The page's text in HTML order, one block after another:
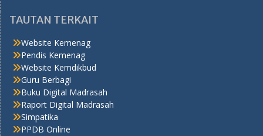
TAUTAN TERKAIT
Website Kemenag
Pendis Kemenag
Website Kemdikbud
Guru Berbagi
Buku Digital Madrasah
Raport Digital Madrasah
Simpatika
PPDB Online